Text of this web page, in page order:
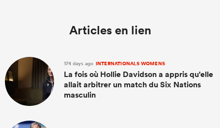
Articles en lien
174 days ago INTERNATIONALS WOMENS
La fois où Hollie Davidson a appris qu'elle
allait arbitrer un match du Six Nations
masculin